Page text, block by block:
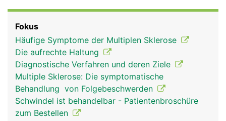
Rubriken
(Akkommodation). Die Regenbogenhaut (Iris), die
Blende beim Fotoapparat, kann sich weiter öffnen
oder schliessen (Pupille) und so die Intensität des
einfallenden Lichts regulieren. Die Sehrezeptoren
auf der Netzhaut (Retina) an der Rückfläche des
Auges wandeln das Licht in elektrische
Nervensignale um, die über den Sehnerven zum
Sehzentrum im Hirn geleitet werden und dort das
Fokus
Häufige Symptome der Multiplen Sklerose
Die aufrechte Haltung
Diagnostische Verfahren und deren Ziele
Multiple Sklerose: Die symptomatische
Behandlung von Folgebeschwerden
Schwindel ist behandelbar - Patientenbroschüre
zum Bestellen